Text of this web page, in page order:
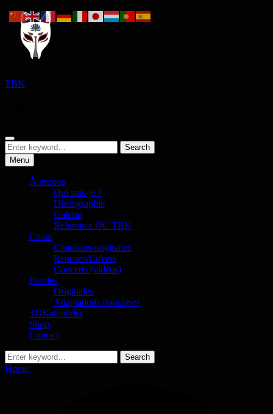
Skip
to
content
TBK
Search
Search
for:
Search
Menu
À propos
Qui suis-je ?
Discographie
Galerie
Reference OC TBK
Chant
Chansons originales
Reprises/Covers
Concerts (vidéos)
Paroles
Originales
Adaptations françaises
TBKalendrier
Shop
Contact
Search
for:
Search
Home